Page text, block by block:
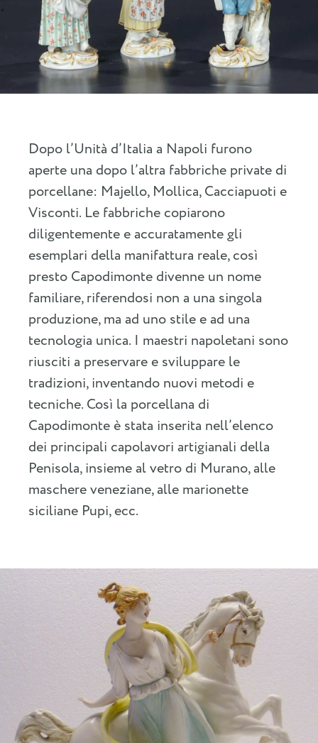
Dopo l’Unità d’Italia a Napoli furono
aperte una dopo l’altra fabbriche private di
porcellane: Majello, Mollica, Cacciapuoti e
Visconti. Le fabbriche copiarono
diligentemente e accuratamente gli
esemplari della manifattura reale, così
presto Capodimonte divenne un nome
familiare, riferendosi non a una singola
produzione, ma ad uno stile e ad una
tecnologia unica. I maestri napoletani sono
riusciti a preservare e sviluppare le
tradizioni, inventando nuovi metodi e
tecniche. Così la porcellana di
Capodimonte è stata inserita nell’elenco
dei principali capolavori artigianali della
Penisola, insieme al vetro di Murano, alle
maschere veneziane, alle marionette
siciliane Pupi, ecc.